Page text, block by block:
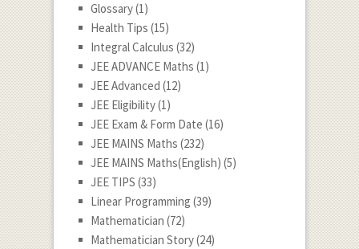
Glossary(1)
Health Tips (15)
Integral Calculus (32)
JEE ADVANCE Maths (1)
JEE Advanced (12)
JEE Eligibility(1)
JEE Exam & Form Date (16)
JEE MAINS Maths (232)
JEE MAINS Maths(English) (5)
JEE TIPS (33)
Linear Programming (39)
Mathematician (72)
Mathematician Story(24)